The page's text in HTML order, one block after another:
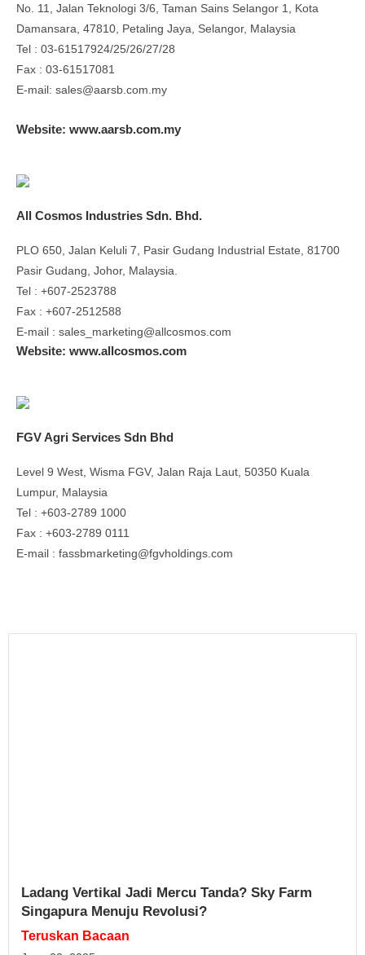
No. 11, Jalan Teknologi 3/6, Taman Sains Selangor 1, Kota
Damansara, 47810, Petaling Jaya, Selangor, Malaysia
Tel : 03-61517924/25/26/27/28
Fax : 03-61517081
E-mail: sales@aarsb.com.my
Website: www.aarsb.com.my
All Cosmos Industries Sdn. Bhd.
PLO 650, Jalan Keluli 7, Pasir Gudang Industrial Estate, 81700
Pasir Gudang, Johor, Malaysia.
Tel : +607-2523788
Fax : +607-2512588
E-mail : sales_marketing@allcosmos.com
Website: www.allcosmos.com
FGV Agri Services Sdn Bhd
Level 9 West, Wisma FGV, Jalan Raja Laut, 50350 Kuala
Lumpur, Malaysia
Tel : +603-2789 1000
Fax : +603-2789 0111
E-mail : fassbmarketing@fgvholdings.com
Ladang Vertikal Jadi Mercu Tanda? Sky Farm
Singapura Menuju Revolusi?
Teruskan Bacaan